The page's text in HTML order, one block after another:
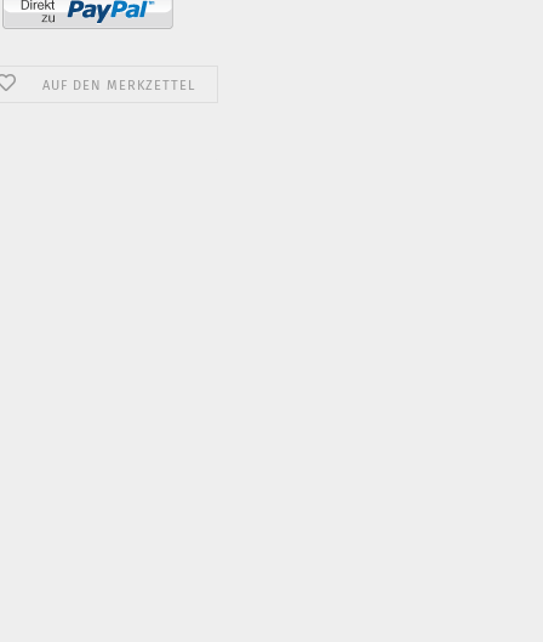
AUF DEN MERKZETTEL